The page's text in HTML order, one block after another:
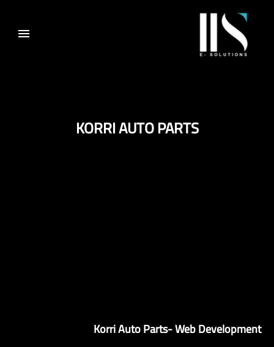
KORRI AUTO PARTS
Korri Auto Parts- Web Development